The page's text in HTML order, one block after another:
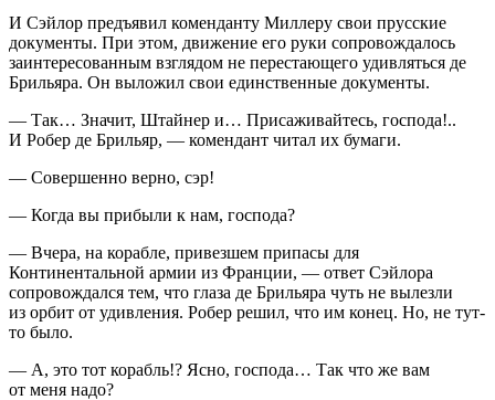
И Сэйлор предъявил коменданту Миллеру свои прусские
документы. При этом, движение его руки сопровождалось
заинтересованным взглядом не перестающего удивляться де
Брильяра. Он выложил свои единственные документы.
— Так… Значит, Штайнер и… Присаживайтесь, господа!..
И Робер де Брильяр, — комендант читал их бумаги.
— Совершенно верно, сэр!
— Когда вы прибыли к нам, господа?
— Вчера, на корабле, привезшем припасы для
Континентальной армии из Франции, — ответ Сэйлора
сопровождался тем, что глаза де Брильяра чуть не вылезли
из орбит от удивления. Робер решил, что им конец. Но, не тут-
то было.
— А, это тот корабль!? Ясно, господа… Так что же вам
от меня надо?